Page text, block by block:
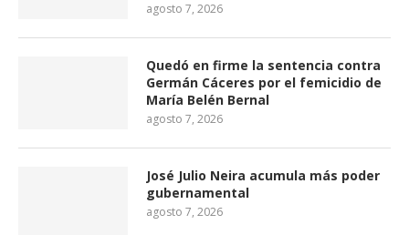
agosto 7, 2026
Quedó en firme la sentencia contra
Germán Cáceres por el femicidio de
María Belén Bernal
agosto 7, 2026
José Julio Neira acumula más poder
gubernamental
agosto 7, 2026